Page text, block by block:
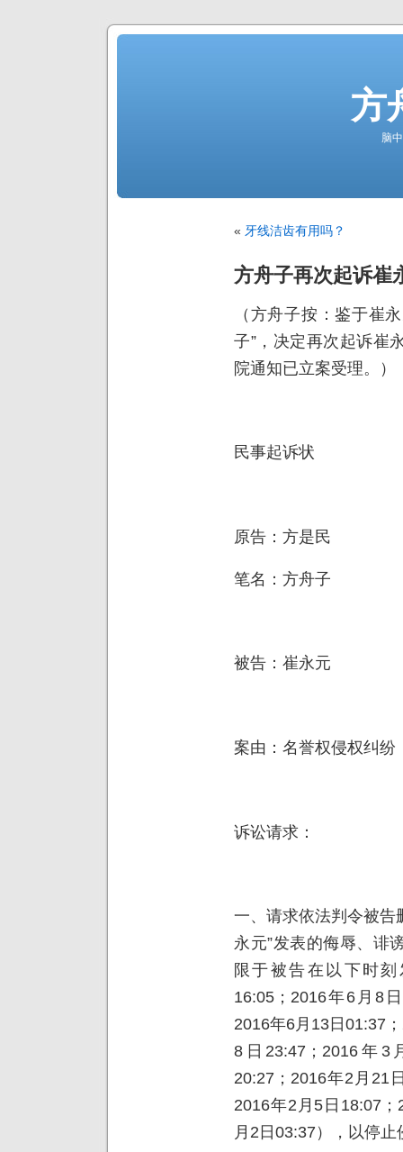
方
脑
« 牙线洁齿有用吗？
方舟子再次起诉崔
（方舟子按：鉴于崔
子”，决定再次起诉崔
院通知已立案受理。）
民事起诉状
原告：方是民
笔名：方舟子
被告：崔永元
案由：名誉权侵权纠纷
诉讼请求：
一、请求依法判令被告
永元”发表的侮辱、诽
限于被告在以下时
16:05；2016年6月8
2016年6月13日01:37
8日23:47；2016年3
20:27；2016年2月21
2016年2月5日18:07
月2日03:37），以停止